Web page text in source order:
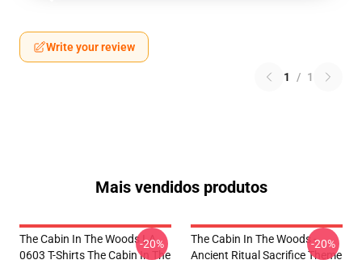
Write your review
1 / 1
Mais vendidos produtos
The Cabin In The Woods LA
0603 T-Shirts The Cabin In The
-20%
The Cabin In The Woods -
Ancient Ritual Sacrifice Theme
-20%